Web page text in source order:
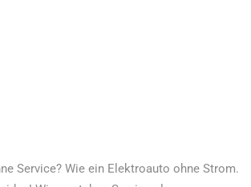
Service? Wie ein Elektroauto ohne Strom.